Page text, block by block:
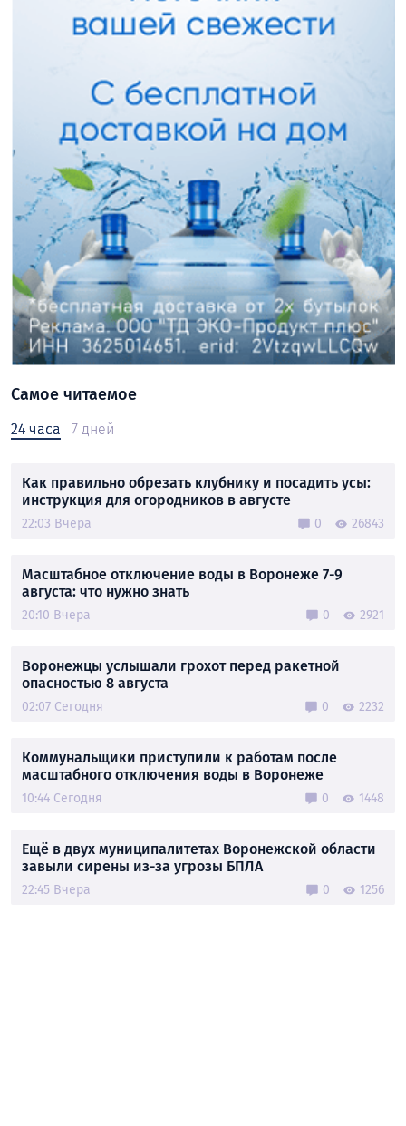
Самое читаемое
24 часа 7 дней
Как правильно обрезать клубнику и посадить усы:
инструкция для огородников в августе
22:03 Вчера 0 26843
Масштабное отключение воды в Воронеже 7-9
августа: что нужно знать
20:10 Вчера 0 2921
Воронежцы услышали грохот перед ракетной
опасностью 8 августа
02:07 Сегодня 0 2232
Коммунальщики приступили к работам после
масштабного отключения воды в Воронеже
10:44 Сегодня 0 1448
Ещё в двух муниципалитетах Воронежской области
завыли сирены из-за угрозы БПЛА
22:45 Вчера 0 1256